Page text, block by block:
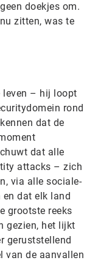
doekjes om.
zitten, was te
leven – hij loopt
rond
dat de
dat alle
attacks – zich
via alle sociale-
dat elk land
grootste reeks
gezien, het lijkt
geruststellend
van de aanvallen